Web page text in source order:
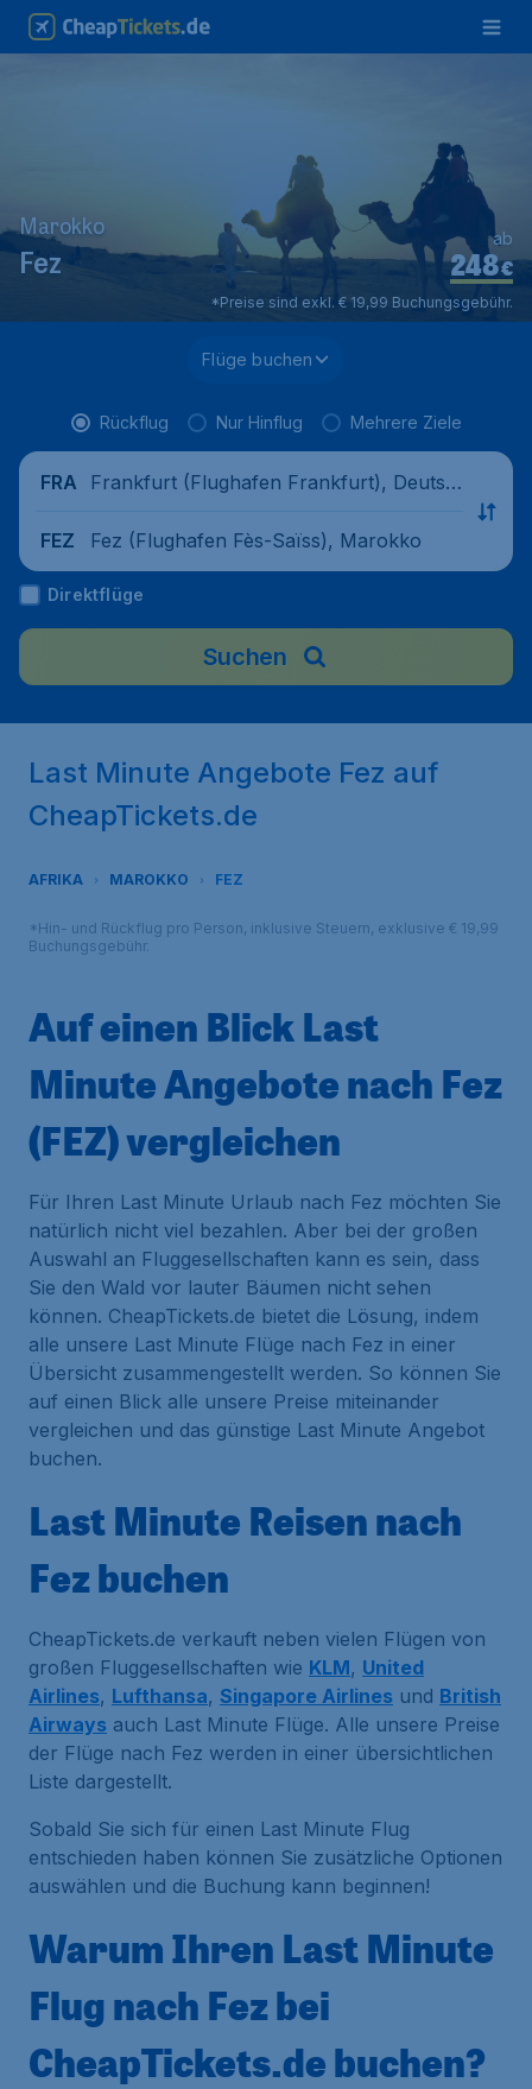
Marokko
Fez €
248
ab
*Preise sind exkl. € 19,99 Buchungsgebühr.
Flüge buchen
Rückflug Nur Hinflug Mehrere Ziele
FRA
Frankfurt (Flughafen Frankfurt), Deutsc
FEZ
Fez (Flughafen Fès-Saïss), Marokko
Direktflüge
Suchen
Last Minute Angebote Fez auf
CheapTickets.de
AFRIKA MAROKKO FEZ
*Hin- und Rückflug pro Person, inklusive Steuern, exklusive € 19,99
Buchungsgebühr.
Auf einen Blick Last
Minute Angebote nach Fez
(FEZ) vergleichen
Für Ihren Last Minute Urlaub nach Fez möchten Sie
natürlich nicht viel bezahlen. Aber bei der großen
Auswahl an Fluggesellschaften kann es sein, dass
Sie den Wald vor lauter Bäumen nicht sehen
können. CheapTickets.de bietet die Lösung, indem
alle unsere Last Minute Flüge nach Fez in einer
Übersicht zusammengestellt werden. So können Sie
auf einen Blick alle unsere Preise miteinander
vergleichen und das günstige Last Minute Angebot
buchen.
Last Minute Reisen nach
Fez buchen
CheapTickets.de verkauft neben vielen Flügen von
großen Fluggesellschaften wie KLM, United
Airlines, Lufthansa, Singapore Airlines und British
Airways auch Last Minute Flüge. Alle unsere Preise
der Flüge nach Fez werden in einer übersichtlichen
Liste dargestellt.
Sobald Sie sich für einen Last Minute Flug
entschieden haben können Sie zusätzliche Optionen
auswählen und die Buchung kann beginnen!
Warum Ihren Last Minute
Flug nach Fez bei
CheapTickets.de buchen?